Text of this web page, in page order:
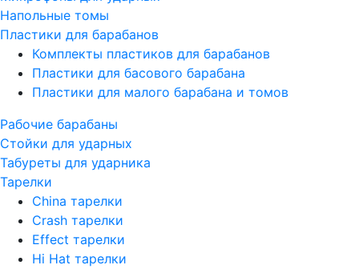
Напольные томы
Пластики для барабанов
Комплекты пластиков для барабанов
Пластики для басового барабана
Пластики для малого барабана и томов
Рабочие барабаны
Стойки для ударных
Табуреты для ударника
Тарелки
China тарелки
Crash тарелки
Effect тарелки
Hi Hat тарелки